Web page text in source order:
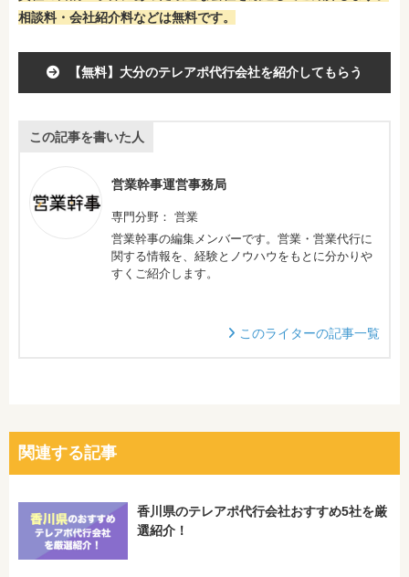
相談料・会社紹介料などは無料です。
【無料】大分のテレアポ代行会社を紹介してもらう
この記事を書いた人
営業幹事運営事務局
専門分野： 営業
営業幹事の編集メンバーです。営業・営業代行に
関する情報を、経験とノウハウをもとに分かりや
すくご紹介します。
このライターの記事一覧
関連する記事
香川県のテレアポ代行会社おすすめ5社を厳
選紹介！